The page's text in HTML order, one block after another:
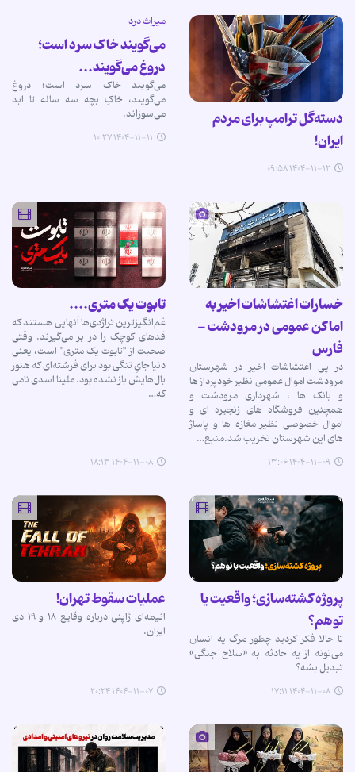
دسته‌گل ترامپ برای مردم
ایران!
۱۴۰۴-۱۱-۱۲ ۰۹:۵۸
میراث درد
می‌گویند خاک سرد است؛
دروغ می‌گویند...
می‌گویند خاک سرد است؛ دروغ
می‌گویند، خاکِ بچه سه ساله تا ابد
می‌سوزاند.
۱۴۰۴-۱۱-۱۱ ۱۰:۲۷
خسارات اغتشاشات اخیر به
اماکن عمومی در مرودشت -
فارس
در پی اغتشاشات اخیر در شهرستان
مرودشت اموال عمومی نظیر خودپرداز ها
و بانک ها ، شهرداری مرودشت و
همچنین فروشگاه های زنجیره ای و
اموال خصوصی نظیر مغازه ها و پاساژ
های این شهرستان تخریب شد.منبع…
۱۴۰۴-۱۱-۰۹ ۱۳:۰۶
تابوت یک متری....
غم‌انگیزترین تراژدی‌ها آنهایی هستند که
قدهای کوچک را در بر می‌گیرند. وقتی
صحبت از "تابوت یک متری" است، یعنی
دنیا جایِ تنگی بود برای فرشته‌ای که هنوز
بال‌هایش باز نشده بود. ملینا اسدی نامی
که…
۱۴۰۴-۱۱-۰۸ ۱۸:۱۳
پروژه کشته‌سازی؛ واقعیت یا
توهم؟
تا حالا فکر کردید چطور مرگ یه انسان
می‌تونه از یه حادثه به «سلاح جنگی»
تبدیل بشه؟
۱۴۰۴-۱۱-۰۸ ۱۷:۱۱
عملیات سقوط تهران!
انیمه‌ای ژاپنی درباره وقایع ۱۸ و ۱۹ دی
ایران.
۱۴۰۴-۱۱-۰۷ ۲۰:۲۴